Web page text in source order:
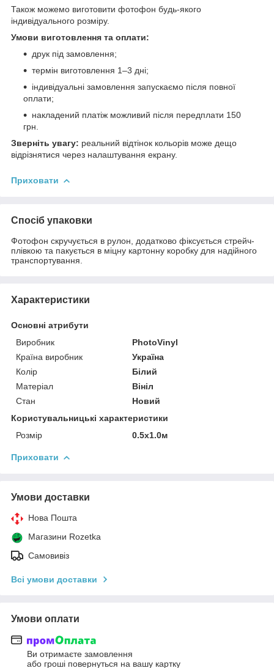
Також можемо виготовити фотофон будь-якого
індивідуального розміру.
Умови виготовлення та оплати:
друк під замовлення;
термін виготовлення 1–3 дні;
індивідуальні замовлення запускаємо після повної
оплати;
накладений платіж можливий після передплати 150
грн.
Зверніть увагу: реальний відтінок кольорів може дещо
відрізнятися через налаштування екрану.
Приховати
Спосіб упаковки
Фотофон скручується в рулон, додатково фіксується стрейч-
плівкою та пакується в міцну картонну коробку для надійного
транспортування.
Характеристики
Основні атрибути
Виробник
PhotoVinyl
Країна виробник
Україна
Колір
Білий
Матеріал
Вініл
Стан
Новий
Користувальницькі характеристики
Розмір
0.5x1.0м
Приховати
Умови доставки
Нова Пошта
Магазини Rozetka
Самовивіз
Всі умови доставки
Умови оплати
Ви отримаєте замовлення
або гроші повернуться на вашу картку